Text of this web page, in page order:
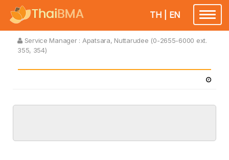
Toggle
TH EN
Service Manager : Apatsara, Nuttarudee (0-2655-6000 ext.
355, 354)